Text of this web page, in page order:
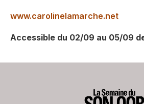
www.carolinelamarche.net
Accessible du 02/09 au 05/09